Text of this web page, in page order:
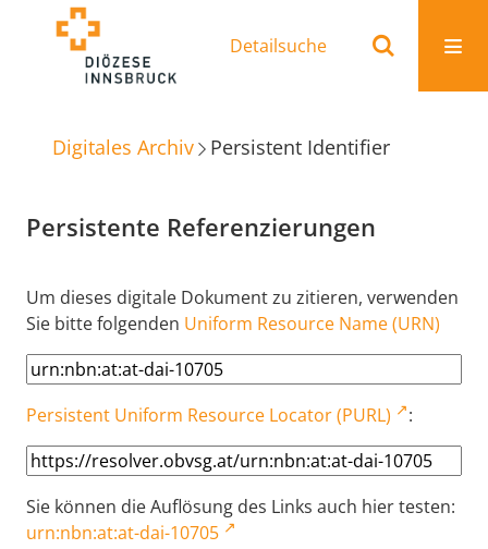
Detailsuche
Digitales Archiv Persistent Identifier
Persistente Referenzierungen
Um dieses digitale Dokument zu zitieren, verwenden
Sie bitte folgenden Uniform Resource Name (URN)
Persistent Uniform Resource Locator (PURL) :
Sie können die Auflösung des Links auch hier testen:
urn:nbn:at:at-dai-10705